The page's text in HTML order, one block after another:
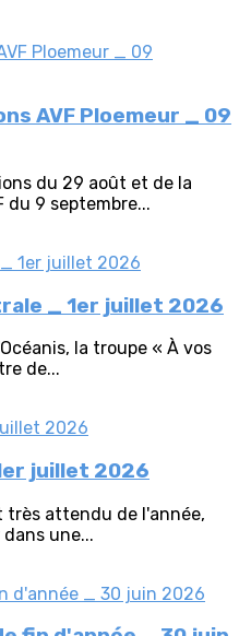
AVF Ploemeur _ 09
du 29 août et de la
du 9 septembre...
_ 1er juillet 2026
la troupe « À vos
de...
juillet 2026
très attendu de l'année,
une...